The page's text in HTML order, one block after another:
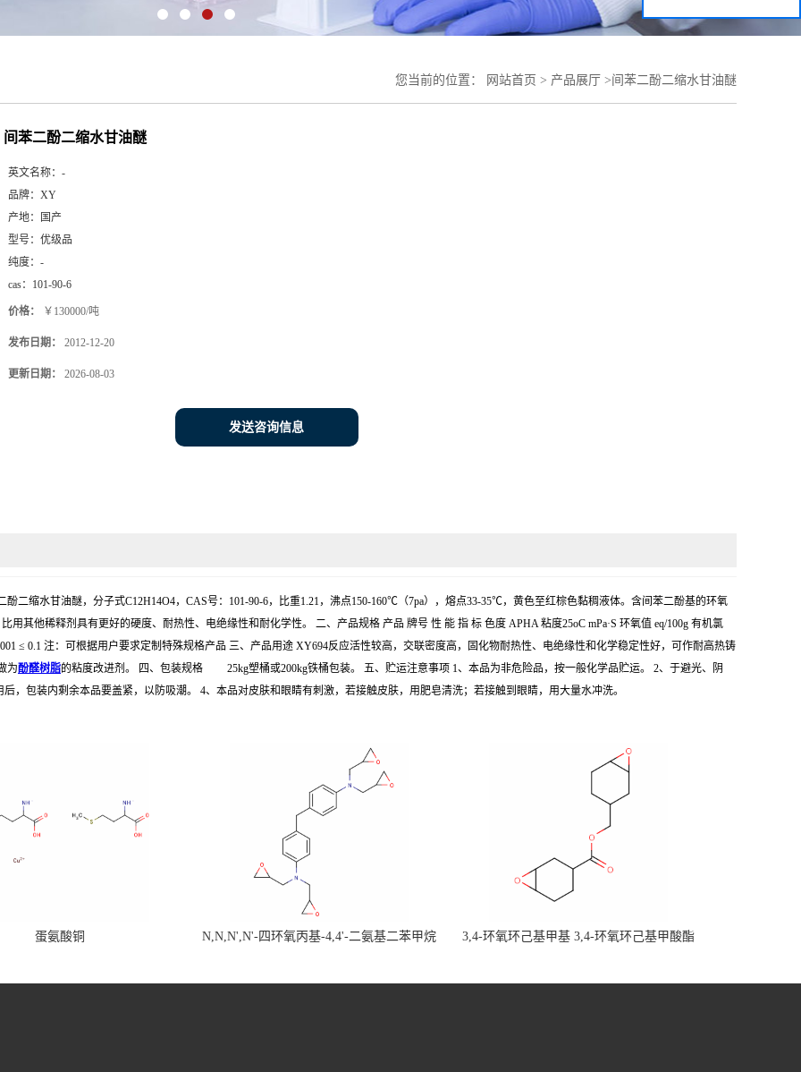
您当前的位置： 网站首页 > 产品展厅 >间苯二酚二缩水甘油醚
间苯二酚二缩水甘油醚
英文名称： -
品牌： XY
产地：
国产
型号： 优级品
纯度： -
cas： 101-90-6
价格： ￥130000/吨
发布日期： 2012-12-20
更新日期： 2026-08-03
发送咨询信息
二缩水甘油醚，分子式C12H14O4，CAS号：101-90-6，比重1.21，沸点150-160℃（7pa），熔点33-35℃，黄色至红棕色黏稠液体。含间苯二酚基的环氧
其他稀释剂具有更好的硬度、耐热性、电绝缘性和耐化学性。 二、产品规格 产品 牌号 性 能 指 标 色度 APHA 粘度25oC mPa·S 环氧值 eq/100g 有机氯
≤ 0.1 注：可根据用户要求定制特殊规格产品 三、产品用途 XY694反应活性较高，交联密度高，固化物耐热性、电绝缘性和化学稳定性好，可作耐高热铸
为酚醛树脂的粘度改进剂。 四、包装规格 25kg塑桶或200kg铁桶包装。 五、贮运注意事项 1、本品为非危险品，按一般化学品贮运。 2、于避光、阴
，包装内剩余本品要盖紧，以防吸潮。 4、本品对皮肤和眼睛有刺激，若接触皮肤，用肥皂清洗；若接触到眼睛，用大量水冲洗。
蛋氨酸铜 N,N,N',N'-四环氧丙基-4,4'-二氨基二苯甲烷 3,4-环氧环己基甲基 3,4-环氧环己基甲酸酯